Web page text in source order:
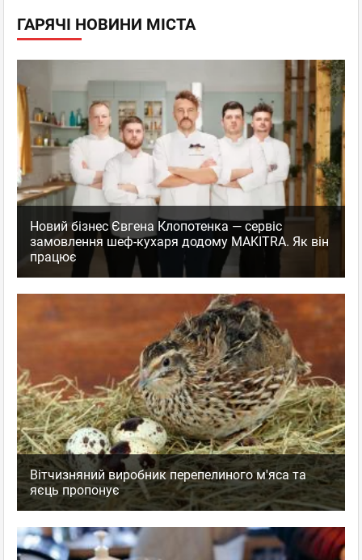
ГАРЯЧІ НОВИНИ МІСТА
Новий бізнес Євгена Клопотенка — сервіс
замовлення шеф-кухаря додому MAKITRA. Як він
працює
Вітчизняний виробник перепелиного м'яса та
яєць пропонує